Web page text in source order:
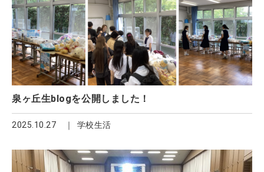
泉ヶ丘生blogを公開しました！
2025.10.27 学校生活